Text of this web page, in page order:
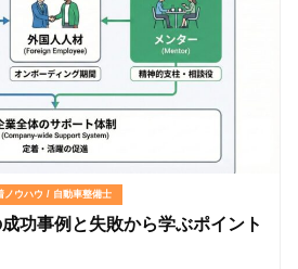
ノウハウ / 自動車整備士
功事例と失敗から学ぶポイント